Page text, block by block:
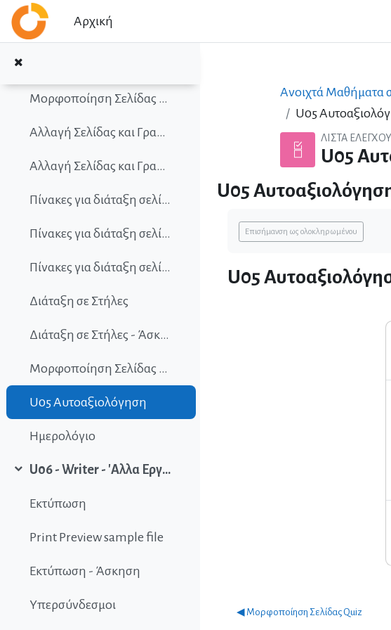
Μετάβαση στο κεντρικό περιεχόμενο
Αρχική
Μορφοποίηση Σελίδας - Άσκηση 2
Αλλαγή Σελίδας και Γραμμής
Αλλαγή Σελίδας και Γραμμής - Δείγμα
Πίνακες για διάταξη σελίδας
Πίνακες για διάταξη σελίδας - Δείγμα
Πίνακες για διάταξη σελίδας - Άσκηση
Διάταξη σε Στήλες
Διάταξη σε Στήλες - Άσκηση
Μορφοποίηση Σελίδας Quiz
U05 Αυτοαξιολόγηση
Ημερολόγιο
U06 - Writer - 'Αλλα Εργαλεία
Εκτύπωση
Print Preview sample file
Εκτύπωση - Άσκηση
Υπερσύνδεσμοι
Ανοιχτά Μαθήματα
U05
ΛΊΣΤΑ ΕΛΈΓΧΟΥ
U05
U05
Απαιτήσεις ολοκλήρωσης
Επισήμανση ως ολοκληρωμένου
U05
◀︎ Μορφοποίηση Σελίδας Quiz